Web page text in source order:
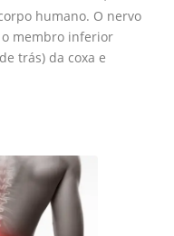
humano. O nervo
membro inferior
trás) da coxa e